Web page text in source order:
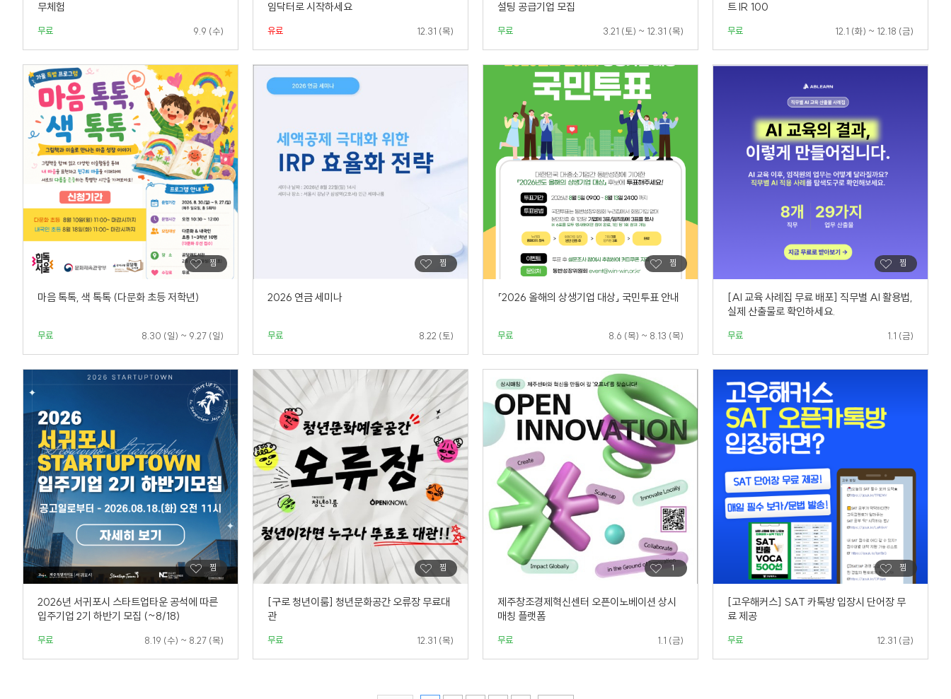
무체험
무료 9.9 (수)
임닥터로 시작하세요
유료 12.31 (목)
설팅 공급기업 모집
무료 3.21 (토) ~ 12.31 (목)
트 IR 100
무료 12.1 (화) ~ 12.18 (금)
마음 톡톡, 색 톡톡 (다문화 초등 저학년)
무료 8.30 (일) ~ 9.27 (일)
2026 연금 세미나
무료 8.22 (토)
「2026 올해의 상생기업 대상」 국민투표 안내
무료 8.6 (목) ~ 8.13 (목)
[AI 교육 사례집 무료 배포] 직무별 AI 활용법,
실제 산출물로 확인하세요.
무료 1.1 (금)
2026년 서귀포시 스타트업타운 공석에 따른
입주기업 2기 하반기 모집 (~8/18)
무료 8.19 (수) ~ 8.27 (목)
[구로 청년이룸] 청년문화공간 오류장 무료대
관
무료 12.31 (목)
제주창조경제혁신센터 오픈이노베이션 상시
매칭 플랫폼
무료 1.1 (금)
[고우해커스] SAT 카톡방 입장시 단어장 무
료 제공
무료 12.31 (금)